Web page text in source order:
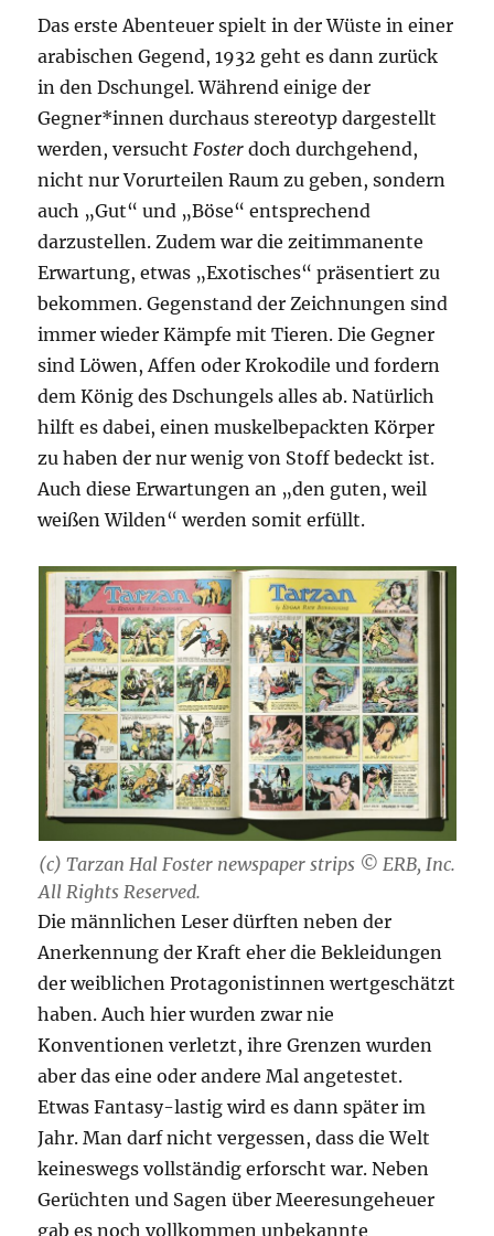
Das erste Abenteuer spielt in der Wüste in einer
arabischen Gegend, 1932 geht es dann zurück
in den Dschungel. Während einige der
Gegner*innen durchaus stereotyp dargestellt
werden, versucht Foster doch durchgehend,
nicht nur Vorurteilen Raum zu geben, sondern
auch „Gut“ und „Böse“ entsprechend
darzustellen. Zudem war die zeitimmanente
Erwartung, etwas „Exotisches“ präsentiert zu
bekommen. Gegenstand der Zeichnungen sind
immer wieder Kämpfe mit Tieren. Die Gegner
sind Löwen, Affen oder Krokodile und fordern
dem König des Dschungels alles ab. Natürlich
hilft es dabei, einen muskelbepackten Körper
zu haben der nur wenig von Stoff bedeckt ist.
Auch diese Erwartungen an „den guten, weil
weißen Wilden“ werden somit erfüllt.
(c) Tarzan Hal Foster newspaper strips © ERB, Inc.
All Rights Reserved.
Die männlichen Leser dürften neben der
Anerkennung der Kraft eher die Bekleidungen
der weiblichen Protagonistinnen wertgeschätzt
haben. Auch hier wurden zwar nie
Konventionen verletzt, ihre Grenzen wurden
aber das eine oder andere Mal angetestet.
Etwas Fantasy-lastig wird es dann später im
Jahr. Man darf nicht vergessen, dass die Welt
keineswegs vollständig erforscht war. Neben
Gerüchten und Sagen über Meeresungeheuer
gab es noch vollkommen unbekannte